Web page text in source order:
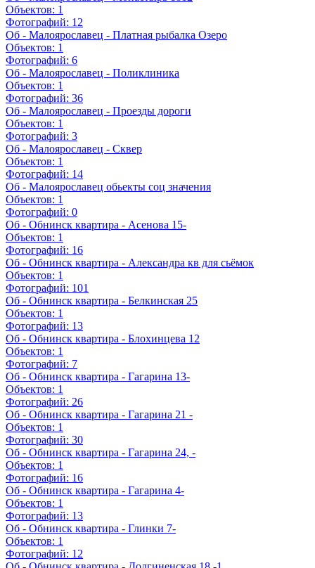
Объектов: 1
Фотографий: 12
Об - Малоярославец - Платная рыбалка Озеро
Объектов: 1
Фотографий: 6
Об - Малоярославец - Поликлиника
Объектов: 1
Фотографий: 36
Об - Малоярославец - Проезды дороги
Объектов: 1
Фотографий: 3
Об - Малоярославец - Сквер
Объектов: 1
Фотографий: 14
Об - Малоярославец обьекты соц значения
Объектов: 1
Фотографий: 0
Об - Обнинск квартира - Асенова 15-
Объектов: 1
Фотографий: 16
Об - Обнинск квартира - Александра кв для сьёмок
Объектов: 1
Фотографий: 101
Об - Обнинск квартира - Белкинская 25
Объектов: 1
Фотографий: 13
Об - Обнинск квартира - Блохинцева 12
Объектов: 1
Фотографий: 7
Об - Обнинск квартира - Гагарина 13-
Объектов: 1
Фотографий: 26
Об - Обнинск квартира - Гагарина 21 -
Объектов: 1
Фотографий: 30
Об - Обнинск квартира - Гагарина 24, -
Объектов: 1
Фотографий: 16
Об - Обнинск квартира - Гагарина 4-
Объектов: 1
Фотографий: 13
Об - Обнинск квартира - Глинки 7-
Объектов: 1
Фотографий: 12